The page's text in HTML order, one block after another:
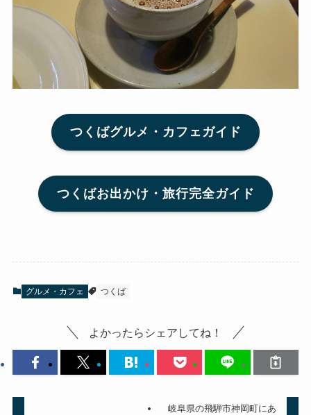
つくばグルメ・カフェガイド
つくばお出かけ・旅行完全ガイド
グルメ・カフェ つくば
よかったらシェアしてね！
岐阜県の飛騨市神岡町にあ